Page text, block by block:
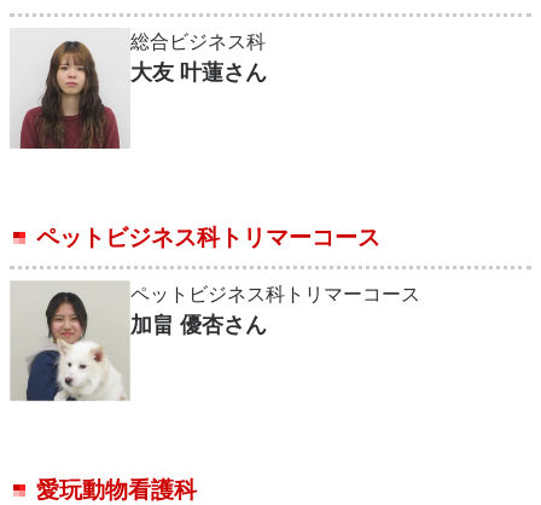
総合ビジネス科
大友 叶蓮さん
ペットビジネス科トリマーコース
ペットビジネス科トリマーコース
加畠 優杏さん
愛玩動物看護科